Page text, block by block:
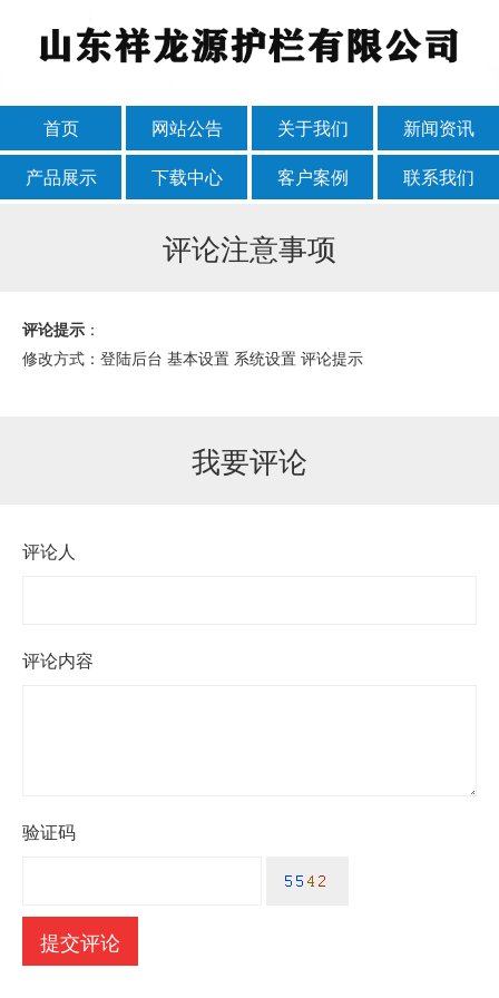
首页 网站公告 关于我们
新闻资讯
产品展示
下载中心 客户案例 联系我们
评论注意事项
评论提示 ：
修改方式：登陆后台 基本设置 系统设置 评论提示
我要评论
评论人
评论内容
验证码